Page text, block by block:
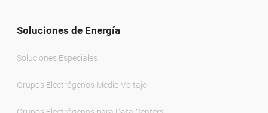
Soluciones de Energía
Soluciones Especiales
Grupos Electrógenos Medio Voltaje